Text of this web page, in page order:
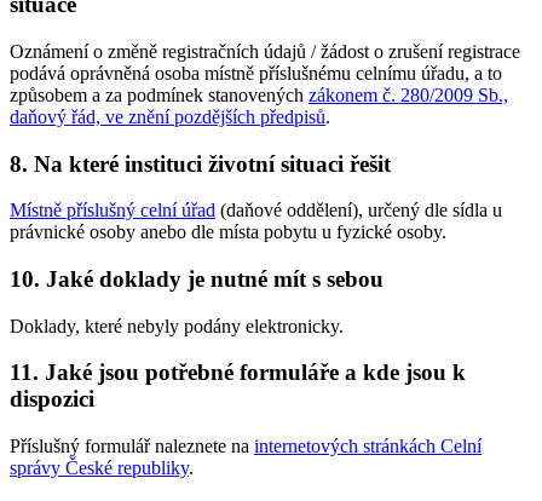
Oznámení o změně registračních údajů / žádost o zrušení registrace
podává oprávněná osoba místně příslušnému celnímu úřadu, a to
způsobem a za podmínek stanovených zákonem č. 280/2009 Sb.,
daňový řád, ve znění pozdějších předpisů.
8. Na které instituci životní situaci řešit
Místně příslušný celní úřad (daňové oddělení), určený dle sídla u
právnické osoby anebo dle místa pobytu u fyzické osoby.
10. Jaké doklady je nutné mít s sebou
Doklady, které nebyly podány elektronicky.
11. Jaké jsou potřebné formuláře a kde jsou k
dispozici
Příslušný formulář naleznete na internetových stránkách Celní
správy České republiky.